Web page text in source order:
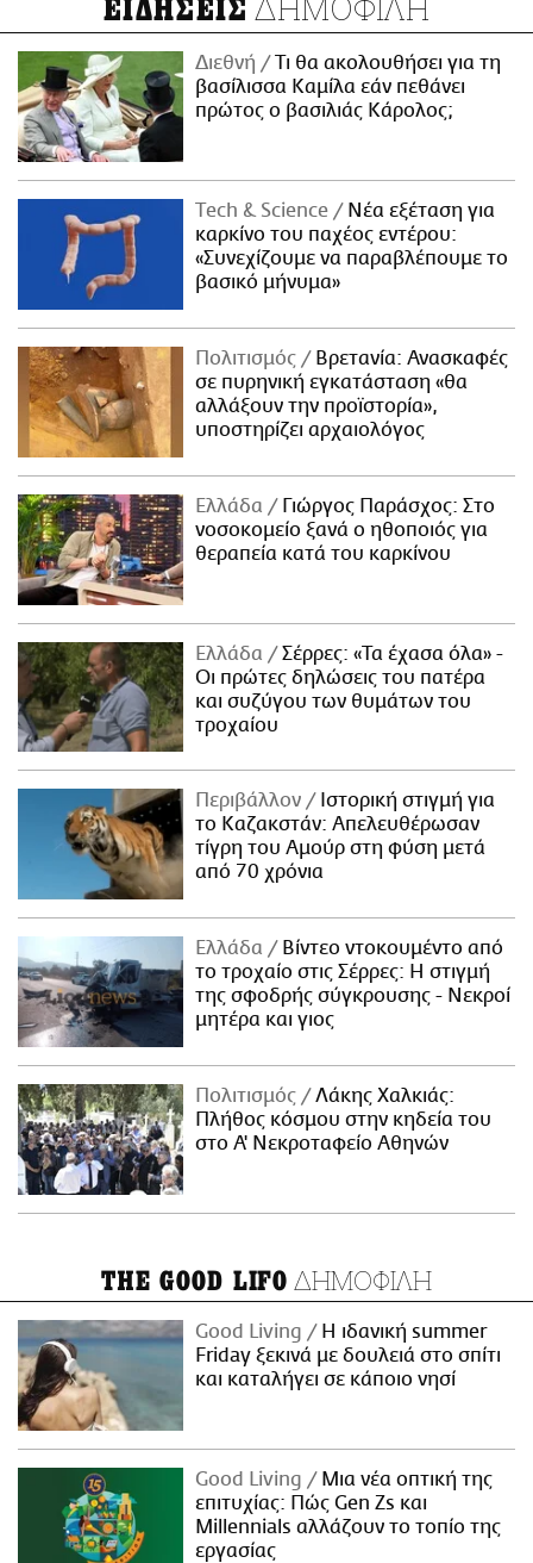
ΕΙΔΗΣΕΙΣ
Διεθνή
Τι θα ακολουθήσει για τη
βασίλισσα Καμίλα εάν πεθάνει
πρώτος ο βασιλιάς Κάρολος;
Τech & Science
Νέα εξέταση για
καρκίνο του παχέος εντέρου:
«Συνεχίζουμε να παραβλέπουμε το
βασικό μήνυμα»
Πολιτισμός
Βρετανία: Ανασκαφές
σε πυρηνική εγκατάσταση «θα
αλλάξουν την προϊστορία»,
υποστηρίζει αρχαιολόγος
Ελλάδα
Γιώργος Παράσχος: Στο
νοσοκομείο ξανά ο ηθοποιός για
θεραπεία κατά του καρκίνου
Ελλάδα
Σέρρες: «Τα έχασα όλα» -
Οι πρώτες δηλώσεις του πατέρα
και συζύγου των θυμάτων του
τροχαίου
Περιβάλλον
Ιστορική στιγμή για
το Καζακστάν: Απελευθέρωσαν
τίγρη του Αμούρ στη φύση μετά
από 70 χρόνια
Ελλάδα
Βίντεο ντοκουμέντο από
το τροχαίο στις Σέρρες: Η στιγμή
της σφοδρής σύγκρουσης - Νεκροί
μητέρα και γιος
Πολιτισμός
Λάκης Χαλκιάς:
Πλήθος κόσμου στην κηδεία του
στο Α' Νεκροταφείο Αθηνών
THE GOOD LIFO ΔΗΜΟΦΙΛΗ
Good Living
Η ιδανική summer
Friday ξεκινά με δουλειά στο σπίτι
και καταλήγει σε κάποιο νησί
Good Living
Μια νέα οπτική της
επιτυχίας: Πώς Gen Zs και
Millennials αλλάζουν το τοπίο της
εργασίας